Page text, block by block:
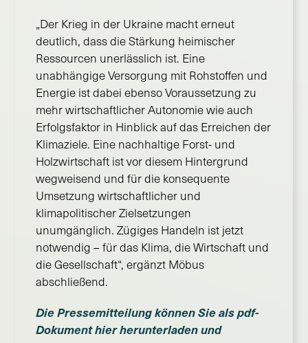
„Der Krieg in der Ukraine macht erneut
deutlich, dass die Stärkung heimischer
Ressourcen unerlässlich ist. Eine
unabhängige Versorgung mit Rohstoffen und
Energie ist dabei ebenso Voraussetzung zu
mehr wirtschaftlicher Autonomie wie auch
Erfolgsfaktor in Hinblick auf das Erreichen der
Klimaziele. Eine nachhaltige Forst- und
Holzwirtschaft ist vor diesem Hintergrund
wegweisend und für die konsequente
Umsetzung wirtschaftlicher und
klimapolitischer Zielsetzungen
unumgänglich. Zügiges Handeln ist jetzt
notwendig – für das Klima, die Wirtschaft und
die Gesellschaft“, ergänzt Möbus
abschließend.
Die Pressemitteilung können Sie als pdf-
Dokument hier herunterladen und